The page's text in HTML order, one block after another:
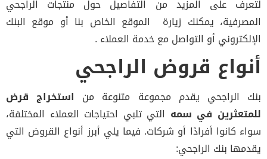
لتعرف على المزيد من التفاصيل حول منتجات الراجحي
المصرفية، يمكنك زيارة الموقع الخاص بنا أو موقع البنك
الإلكتروني أو التواصل مع خدمة العملاء .
أنواع قروض الراجحي
بنك الراجحي يقدم مجموعة متنوعة من استخراج قرض
للمتعثرين في سمه التي تلبي احتياجات العملاء المختلفة،
سواء كانوا أفرادًا أو شركات. فيما يلي أبرز أنواع القروض التي
يقدمها بنك الراجحي: